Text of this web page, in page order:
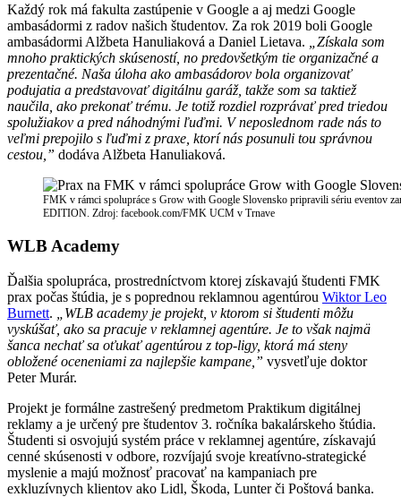
Každý rok má fakulta zastúpenie v Google a aj medzi Google
ambasádormi z radov našich študentov. Za rok 2019 boli Google
ambasádormi Alžbeta Hanuliaková a Daniel Lietava.
„Získala som
mnoho praktických skúseností, no predovšetkým tie organizačné a
prezentačné. Naša úloha ako ambasádorov bola organizovať
podujatia a predstavovať digitálnu garáž, takže som sa taktiež
naučila, ako prekonať trému. Je totiž rozdiel rozprávať pred triedou
spolužiakov a pred náhodnými ľuďmi. V neposlednom rade nás to
veľmi prepojilo s ľuďmi z praxe, ktorí nás posunuli tou správnou
cestou,” dodáva Alžbeta Hanuliaková.
FMK v rámci spolupráce s Grow with Google Slovensko pripravili sériu eventov
EDITION. Zdroj: facebook.com/FMK UCM v Trnave
WLB Academy
Ďalšia spolupráca, prostredníctvom ktorej získavajú študenti FMK
prax počas štúdia, je s poprednou reklamnou agentúrou Wiktor Leo
Burnett.
„WLB academy je projekt, v ktorom si študenti môžu
vyskúšať, ako sa pracuje v reklamnej agentúre. Je to však najmä
šanca nechať sa oťukať agentúrou z top-ligy, ktorá má steny
obložené oceneniami za najlepšie kampane,” vysvetľuje doktor
Peter Murár.
Projekt je formálne zastrešený predmetom Praktikum digitálnej
reklamy a je určený pre študentov 3. ročníka bakalárskeho štúdia.
Študenti si osvojujú systém práce v reklamnej agentúre, získavajú
cenné skúsenosti v odbore, rozvíjajú svoje kreatívno-strategické
myslenie a majú možnosť pracovať na kampaniach pre
exkluzívnych klientov ako Lidl, Škoda, Lunter či Poštová banka.